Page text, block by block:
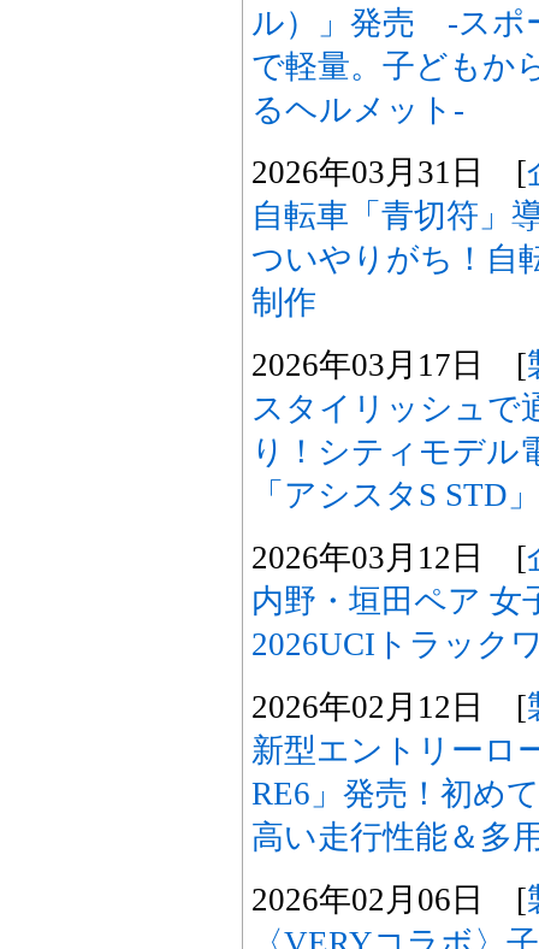
ル）」発売 -スポ
で軽量。子どもか
るヘルメット-
2026年03月31日 [
自転車「青切符」
ついやりがち！自
制作
2026年03月17日 [
スタイリッシュで
り！シティモデル
「アシスタS STD
2026年03月12日 [
内野・垣田ペア 女
2026UCIトラック
2026年02月12日 [
新型エントリーロ
RE6」発売！初め
高い走行性能＆多
2026年02月06日 [